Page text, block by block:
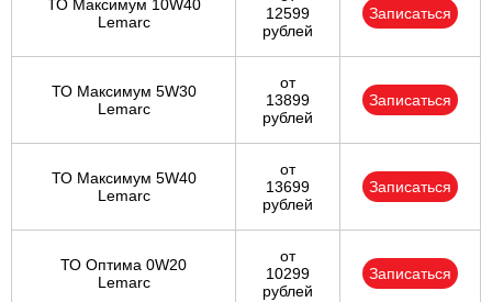
ТО Максимум 10W40
Lemarc
12599
рублей
Записаться
ТО Максимум 5W30
Lemarc
от
13899
рублей
Записаться
ТО Максимум 5W40
Lemarc
от
13699
рублей
Записаться
ТО Оптима 0W20
Lemarc
от
10299
рублей
Записаться